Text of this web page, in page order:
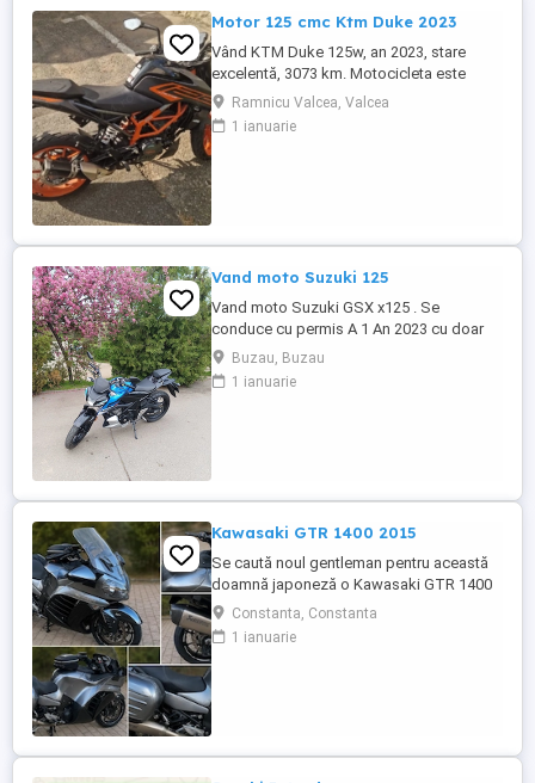
Motor 125 cmc Ktm Duke 2023
Vând KTM Duke 125w, an 2023, stare
excelentă, 3073 km. Motocicleta este
ideală pentru începători sau pentru oraș.
Fără daune, lovituri!
Ramnicu Valcea, Valcea
1 ianuarie
Vand moto Suzuki 125
Vand moto Suzuki GSX x125 . Se
conduce cu permis A 1 An 2023 cu doar
5000km Stare impecabila , fara cazaturi
ITP valabil pana in noiembrie 2027 Revizii
si schimb de ulei in service autorizat
Buzau, Buzau
1 ianuarie
Kawasaki GTR 1400 2015
Se caută noul gentleman pentru această
doamnă japoneză o Kawasaki GTR 1400
care încă întoarce priviri și iubește
kilometrii. A fost răsfățată, întreținută la
timp și tratată cu respect. O dau doar
Constanta, Constanta
1 ianuarie